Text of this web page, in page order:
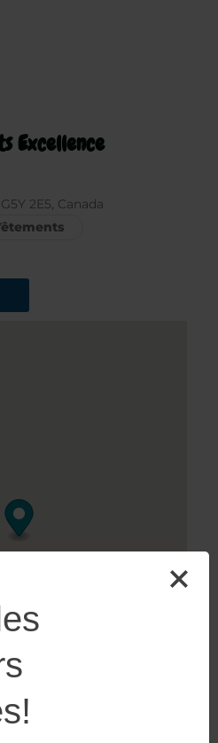
Excellence
2E5, Canada